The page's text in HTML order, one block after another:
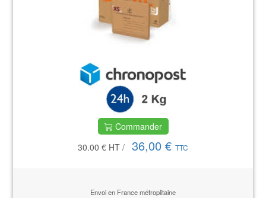
Commander
30.00 € HT / 36,00 € TTC
Envoi en France métroplitaine